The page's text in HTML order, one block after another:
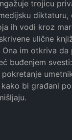
trojicu
diktaturu,
ih vodi kroz
ulične
im otkriva da
buđenjem
bi građani